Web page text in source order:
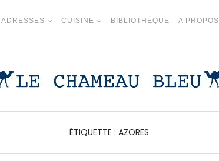
ADRESSES CUISINE BIBLIOTHÈQUE A PROPOS
ÉTIQUETTE : AZORES